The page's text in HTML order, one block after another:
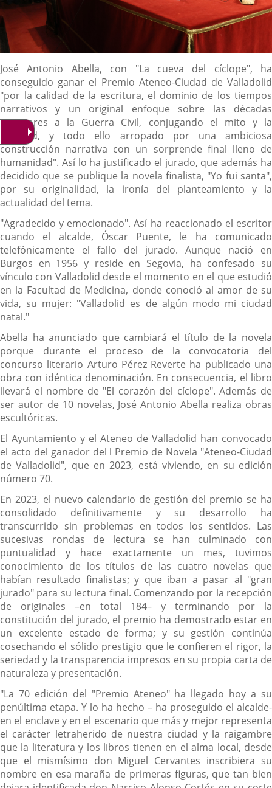
Descripción
José Antonio Abella, con "La cueva del cíclope", ha
conseguido ganar el Premio Ateneo-Ciudad de Valladolid
"por la calidad de la escritura, el dominio de los tiempos
narrativos y un original enfoque sobre las décadas
anteriores a la Guerra Civil, conjugando el mito y la
realidad, y todo ello arropado por una ambiciosa
construcción narrativa con un sorprende final lleno de
humanidad". Así lo ha justificado el jurado, que además ha
decidido que se publique la novela finalista, "Yo fui santa",
por su originalidad, la ironía del planteamiento y la
actualidad del tema.
"Agradecido y emocionado". Así ha reaccionado el escritor
cuando el alcalde, Óscar Puente, le ha comunicado
telefónicamente el fallo del jurado. Aunque nació en
Burgos en 1956 y reside en Segovia, ha confesado su
vínculo con Valladolid desde el momento en el que estudió
en la Facultad de Medicina, donde conoció al amor de su
vida, su mujer: "Valladolid es de algún modo mi ciudad
natal."
Abella ha anunciado que cambiará el título de la novela
porque durante el proceso de la convocatoria del
concurso literario Arturo Pérez Reverte ha publicado una
obra con idéntica denominación. En consecuencia, el libro
llevará el nombre de "El corazón del cíclope". Además de
ser autor de 10 novelas, José Antonio Abella realiza obras
escultóricas.
El Ayuntamiento y el Ateneo de Valladolid han convocado
el acto del ganador del l Premio de Novela "Ateneo-Ciudad
de Valladolid", que en 2023, está viviendo, en su edición
número 70.
En 2023, el nuevo calendario de gestión del premio se ha
consolidado definitivamente y su desarrollo ha
transcurrido sin problemas en todos los sentidos. Las
sucesivas rondas de lectura se han culminado con
puntualidad y hace exactamente un mes, tuvimos
conocimiento de los títulos de las cuatro novelas que
habían resultado finalistas; y que iban a pasar al "gran
jurado" para su lectura final. Comenzando por la recepción
de originales –en total 184– y terminando por la
constitución del jurado, el premio ha demostrado estar en
un excelente estado de forma; y su gestión continúa
cosechando el sólido prestigio que le confieren el rigor, la
seriedad y la transparencia impresos en su propia carta de
naturaleza y presentación.
"La 70 edición del "Premio Ateneo" ha llegado hoy a su
penúltima etapa. Y lo ha hecho – ha proseguido el alcalde-
en el enclave y en el escenario que más y mejor representa
el carácter letraherido de nuestra ciudad y la raigambre
que la literatura y los libros tienen en el alma local, desde
que el mismísimo don Miguel Cervantes inscribiera su
nombre en esa maraña de primeras figuras, que tan bien